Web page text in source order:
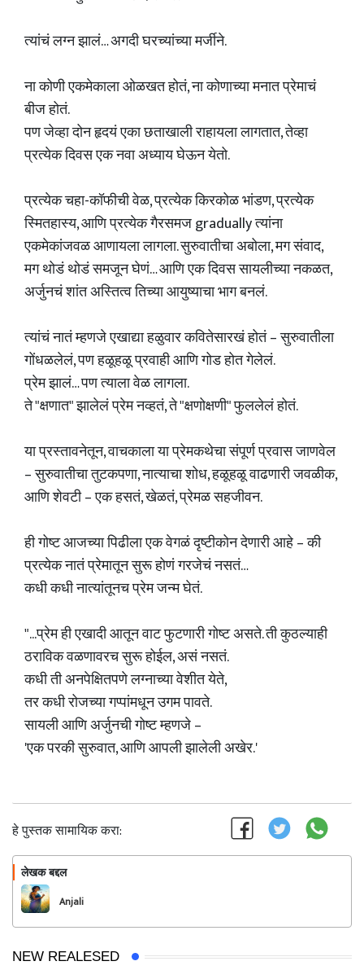
त्यांचं लग्न झालं… अगदी घरच्यांच्या मर्जीने.
ना कोणी एकमेकाला ओळखत होतं, ना कोणाच्या मनात प्रेमाचं
बीज होतं.
पण जेव्हा दोन हृदयं एका छताखाली राहायला लागतात, तेव्हा
प्रत्येक दिवस एक नवा अध्याय घेऊन येतो.
प्रत्येक चहा-कॉफीची वेळ, प्रत्येक किरकोळ भांडण, प्रत्येक
स्मितहास्य, आणि प्रत्येक गैरसमज gradually त्यांना
एकमेकांजवळ आणायला लागला. सुरुवातीचा अबोला, मग संवाद,
मग थोडं थोडं समजून घेणं… आणि एक दिवस सायलीच्या नकळत,
अर्जुनचं शांत अस्तित्व तिच्या आयुष्याचा भाग बनलं.
त्यांचं नातं म्हणजे एखाद्या हळुवार कवितेसारखं होतं – सुरुवातीला
गोंधळलेलं, पण हळूहळू प्रवाही आणि गोड होत गेलेलं.
प्रेम झालं… पण त्याला वेळ लागला.
ते "क्षणात" झालेलं प्रेम नव्हतं, ते "क्षणोक्षणी" फुललेलं होतं.
या प्रस्तावनेतून, वाचकाला या प्रेमकथेचा संपूर्ण प्रवास जाणवेल
– सुरुवातीचा तुटकपणा, नात्याचा शोध, हळूहळू वाढणारी जवळीक,
आणि शेवटी – एक हसतं, खेळतं, प्रेमळ सहजीवन.
ही गोष्ट आजच्या पिढीला एक वेगळं दृष्टीकोन देणारी आहे – की
प्रत्येक नातं प्रेमातून सुरू होणं गरजेचं नसतं…
कधी कधी नात्यांतूनच प्रेम जन्म घेतं.
"...प्रेम ही एखादी आतून वाट फुटणारी गोष्ट असते. ती कुठल्याही
ठराविक वळणावरच सुरू होईल, असं नसतं.
कधी ती अनपेक्षितपणे लग्नाच्या वेशीत येते,
तर कधी रोजच्या गप्पांमधून उगम पावते.
सायली आणि अर्जुनची गोष्ट म्हणजे –
'एक परकी सुरुवात, आणि आपली झालेली अखेर.'
हे पुस्तक सामायिक करा:
लेखक बद्दल
Anjali
NEW REALESED